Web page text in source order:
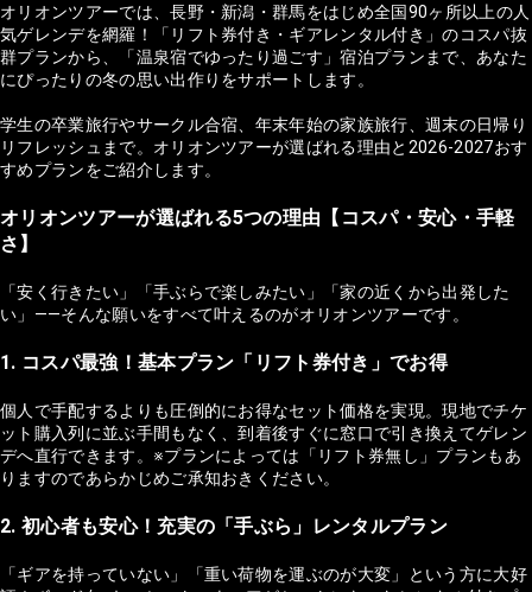
オリオンツアーでは、長野・新潟・群馬をはじめ全国90ヶ所以上の人
気ゲレンデを網羅！「リフト券付き・ギアレンタル付き」のコスパ抜
群プランから、「温泉宿でゆったり過ごす」宿泊プランまで、あなた
にぴったりの冬の思い出作りをサポートします。
学生の卒業旅行やサークル合宿、年末年始の家族旅行、週末の日帰り
リフレッシュまで。オリオンツアーが選ばれる理由と2026-2027おす
すめプランをご紹介します。
オリオンツアーが選ばれる5つの理由【コスパ・安心・手軽
さ】
「安く行きたい」「手ぶらで楽しみたい」「家の近くから出発した
い」——そんな願いをすべて叶えるのがオリオンツアーです。
1. コスパ最強！基本プラン「リフト券付き」でお得
個人で手配するよりも圧倒的にお得なセット価格を実現。現地でチケ
ット購入列に並ぶ手間もなく、到着後すぐに窓口で引き換えてゲレン
デへ直行できます。※プランによっては「リフト券無し」プランもあ
りますのであらかじめご承知おきください。
2. 初心者も安心！充実の「手ぶら」レンタルプラン
「ギアを持っていない」「重い荷物を運ぶのが大変」という方に大好